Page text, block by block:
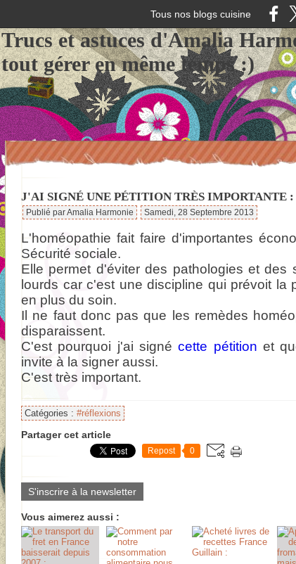
Tous nos blogs cuisine
Trucs et astuces d'Amalia
tout gérer en même temps :)
J'AI SIGNÉ UNE PÉTITION TRÈS IMPORTANTE :
Publié par Amalia Harmonie Samedi, 28 Septembre 2013
L'homéopathie fait faire d'importantes
Sécurité sociale.
Elle permet d'éviter des pathologies et des
lourds car c'est une discipline qui prévoit la
en plus du soin.
Il ne faut donc pas que les remèdes
disparaissent.
C'est pourquoi j'ai signécette pétition et
invite à la signer aussi.
C'est très important.
Catégories : #réflexions
Partager cet article
Repost 0
S'inscrire à la newsletter
Vous aimerez aussi :